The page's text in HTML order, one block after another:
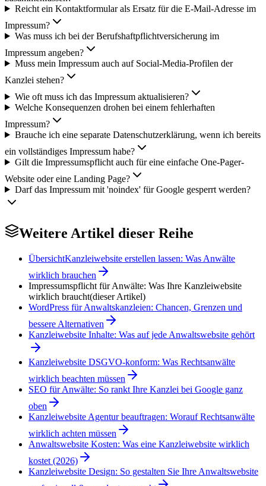
Reicht ein Kontaktformular als Ersatz für die E-Mail-Adresse im
Impressum?
Was muss ich bei der Berufshaftpflichtversicherung im
Impressum angeben?
Muss mein Impressum auch auf Social-Media-Profilen der
Kanzlei stehen?
Wie oft muss ich das Impressum aktualisieren?
Welche Konsequenzen drohen bei einem fehlerhaften
Impressum?
Brauche ich eine separate Datenschutzerklärung, wenn ich bereits
ein vollständiges Impressum habe?
Gilt die Impressumspflicht auch für eine einfache One-Pager-
Website oder eine Landing Page?
Darf das Impressum mit 'noindex' für Google gesperrt werden?
Weitere Artikel dieser Reihe
ÜbersichtKanzleiwebsite erstellen lassen: Was Anwälte
wirklich brauchen
Impressumspflicht für Anwälte: Was Ihre Kanzleiwebsite
wirklich braucht(dieser Artikel)
WordPress für Anwaltskanzleien: Chancen, Grenzen und
bessere Alternativen
Kanzleiwebsite Inhalte: Was auf jede Anwaltswebsite gehört
Kanzleiwebsite DSGVO-konform: Was Rechtsanwälte
wirklich beachten müssen
SEO für Anwälte: So rankt Ihre Kanzlei bei Google ganz
oben
Kanzleiwebsite Agentur beauftragen: Worauf Rechtsanwälte
wirklich achten müssen
Anwaltswebsite Kosten: Was eine Kanzleiwebsite wirklich
kostet (2026)
Kanzleiwebsite Design: So gestalten Sie Ihre Anwaltswebsite